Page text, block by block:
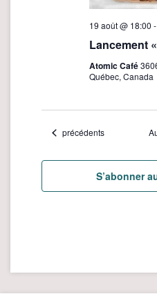
19 août @ 18:00 -
Lancement
Atomic Café
Québec, Canada
Évènements
précédents
S’abonner